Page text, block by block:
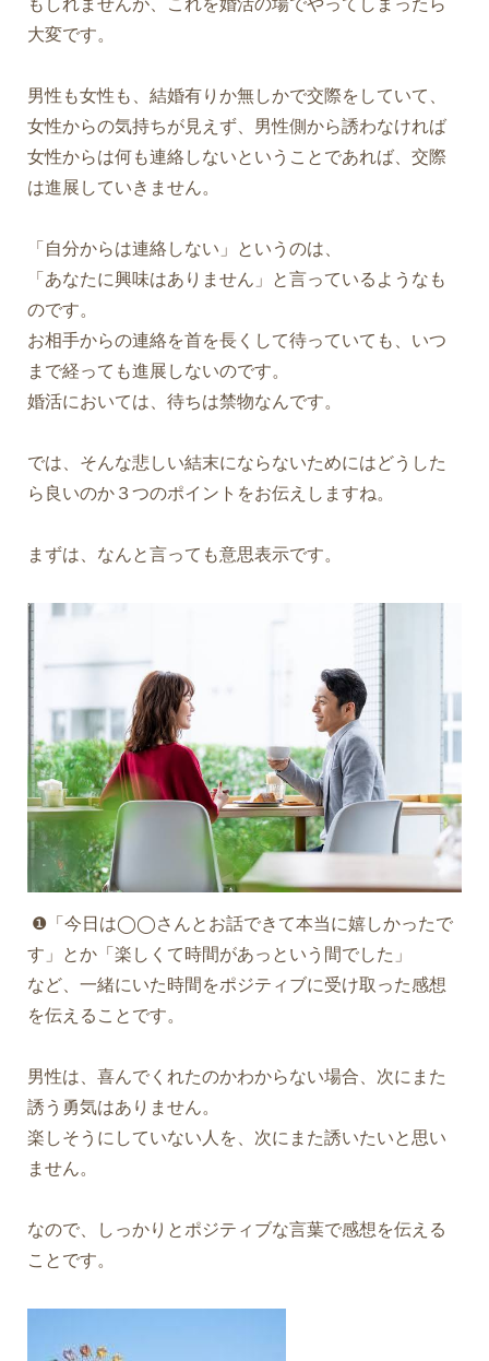
もしれませんが、これを婚活の場でやってしまったら
大変です。
男性も女性も、結婚有りか無しかで交際をしていて、
女性からの気持ちが見えず、男性側から誘わなければ
女性からは何も連絡しないということであれば、交際
は進展していきません。
「自分からは連絡しない」というのは、
「あなたに興味はありません」と言っているようなも
のです。
お相手からの連絡を首を長くして待っていても、いつ
まで経っても進展しないのです。
婚活においては、待ちは禁物なんです。
では、そんな悲しい結末にならないためにはどうした
ら良いのか３つのポイントをお伝えしますね。
まずは、なんと言っても意思表示です。
❶「今日は◯◯さんとお話できて本当に嬉しかったで
す」とか「楽しくて時間があっという間でした」
など、一緒にいた時間をポジティブに受け取った感想
を伝えることです。
男性は、喜んでくれたのかわからない場合、次にまた
誘う勇気はありません。
楽しそうにしていない人を、次にまた誘いたいと思い
ません。
なので、しっかりとポジティブな言葉で感想を伝える
ことです。